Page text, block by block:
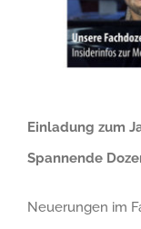
Einladung zum
Spannende
Neuerungen im